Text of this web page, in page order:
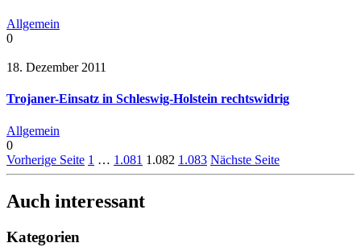
Allgemein
0
18. Dezember 2011
Trojaner-Einsatz in Schleswig-Holstein rechtswidrig
Allgemein
0
Vorherige Seite 1 … 1.081 1.082 1.083 Nächste Seite
Auch interessant
Kategorien